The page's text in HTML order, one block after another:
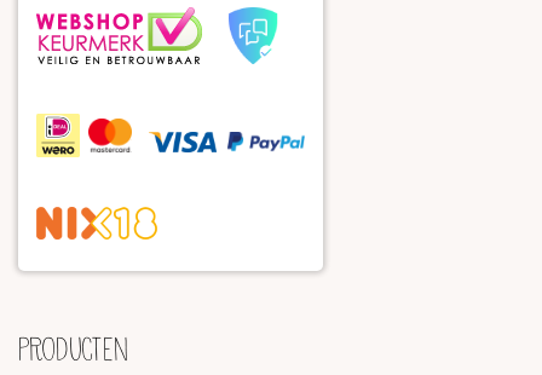
PRODUCTEN